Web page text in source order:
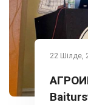
22 Шілде,